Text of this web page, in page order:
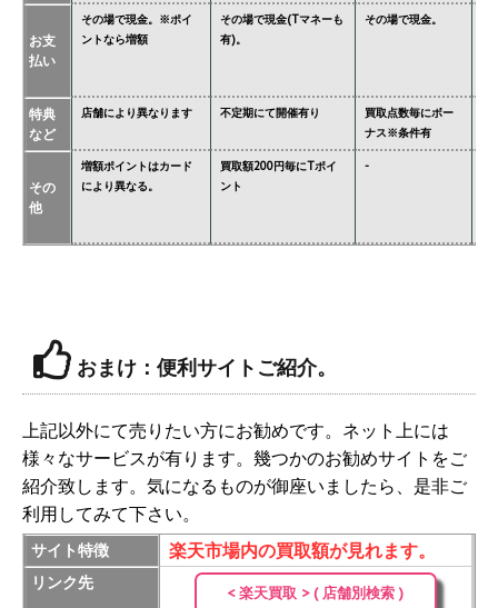
お支
払い
その場で現金。※ポイ
ントなら増額
その場で現金(Tマネーも
有)。
その場で現金。
特典
など
店舗により異なります 不定期にて開催有り
買取点数毎にボー
ナス※条件有
その
他
増額ポイントはカード
により異なる。
買取額200円毎にTポイ
ント
-
おまけ：便利サイトご紹介。
上記以外にて売りたい方にお勧めです。ネット上には
様々なサービスが有ります。幾つかのお勧めサイトをご
紹介致します。気になるものが御座いましたら、是非ご
利用してみて下さい。
サイト特徴 楽天市場内の買取額が見れます。
リンク先
< 楽天買取 > ( 店舗別検索 )